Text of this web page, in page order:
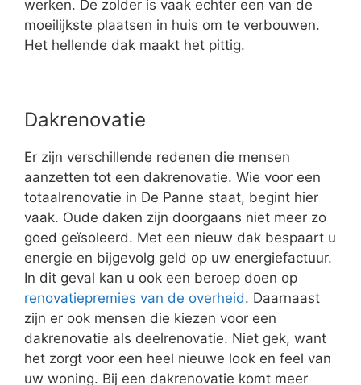
werken. De zolder is vaak echter een van de
moeilijkste plaatsen in huis om te verbouwen.
Het hellende dak maakt het pittig.
Dakrenovatie
Er zijn verschillende redenen die mensen
aanzetten tot een dakrenovatie. Wie voor een
totaalrenovatie in De Panne staat, begint hier
vaak. Oude daken zijn doorgaans niet meer zo
goed geïsoleerd. Met een nieuw dak bespaart u
energie en bijgevolg geld op uw energiefactuur.
In dit geval kan u ook een beroep doen op
renovatiepremies van de overheid. Daarnaast
zijn er ook mensen die kiezen voor een
dakrenovatie als deelrenovatie. Niet gek, want
het zorgt voor een heel nieuwe look en feel van
uw woning. Bij een dakrenovatie komt meer